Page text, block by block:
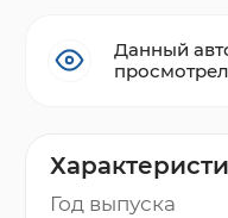
Год выпуска
Данный